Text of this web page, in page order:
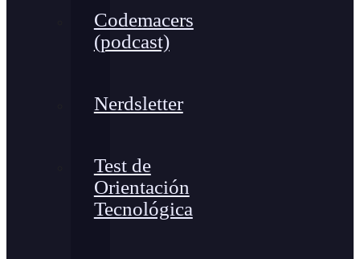
Codemacers
(podcast)
Nerdsletter
Test de
Orientación
Tecnológica